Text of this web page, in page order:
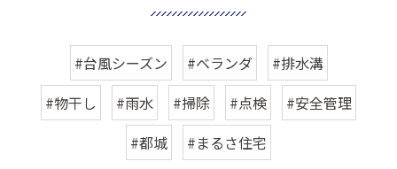
#台風シーズン #ベランダ
#排水溝
#物干し
#雨水 #掃除 #点検
#安全管理
#都城
#まるさ住宅